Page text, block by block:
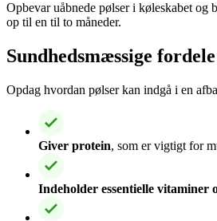
Opbevar uåbnede pølser i køleskabet og
op til en til to måneder.
Sundhedsmæssige fordele
Opdag hvordan pølser kan indgå i en
Giver protein, som er vigtigt for
Indeholder essentielle vitaminer